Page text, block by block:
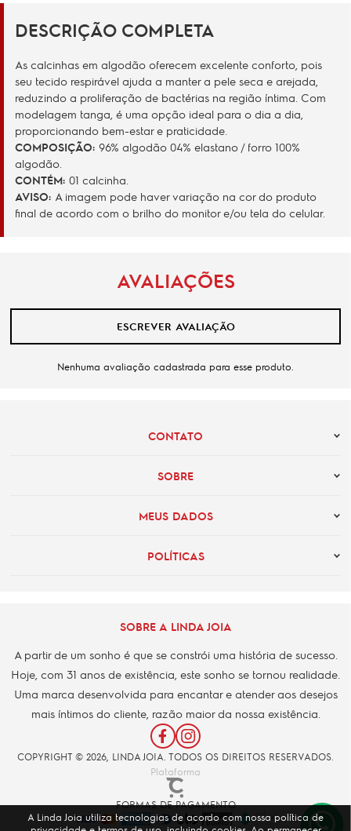
DESCRIÇÃO COMPLETA
As calcinhas em algodão oferecem excelente conforto, pois
seu tecido respirável ajuda a manter a pele seca e arejada,
reduzindo a proliferação de bactérias na região íntima. Com
modelagem tanga, é uma opção ideal para o dia a dia,
proporcionando bem-estar e praticidade.
COMPOSIÇÃO: 96% algodão 04% elastano / forro 100%
algodão.
CONTÉM: 01 calcinha.
AVISO: A imagem pode haver variação na cor do produto
final de acordo com o brilho do monitor e/ou tela do celular.
AVALIAÇÕES
ESCREVER AVALIAÇÃO
Nenhuma avaliação cadastrada para esse produto.
CONTATO
SOBRE
MEUS DADOS
POLÍTICAS
SOBRE A LINDA JOIA
A partir de um sonho é que se constrói uma história de sucesso.
Hoje, com 31 anos de existência, este sonho se tornou realidade.
Uma marca desenvolvida para encantar e atender aos desejos
mais íntimos do cliente, razão maior da nossa existência.
COPYRIGHT © 2026, LINDA JOIA. TODOS OS DIREITOS RESERVADOS.
Plataforma
FORMAS DE PAGAMENTO
A Linda Joia utiliza tecnologias de acordo com nossa política de